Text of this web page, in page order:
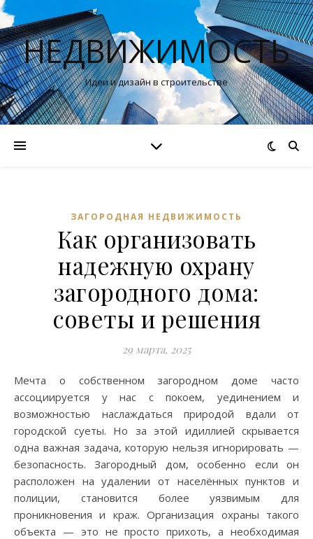
НЕДВИЖИМОСТЬ
Идеи и дизайн в строительстве
ЗАГОРОДНАЯ НЕДВИЖИМОСТЬ
Как организовать
надежную охрану
загородного дома:
советы и решения
29 марта, 2025
Мечта о собственном загородном доме часто
ассоциируется у нас с покоем, уединением и
возможностью наслаждаться природой вдали от
городской суеты. Но за этой идиллией скрывается
одна важная задача, которую нельзя игнорировать —
безопасность. Загородный дом, особенно если он
расположен на удалении от населённых пунктов и
полиции, становится более уязвимым для
проникновения и краж. Организация охраны такого
объекта — это не просто прихоть, а необходимая